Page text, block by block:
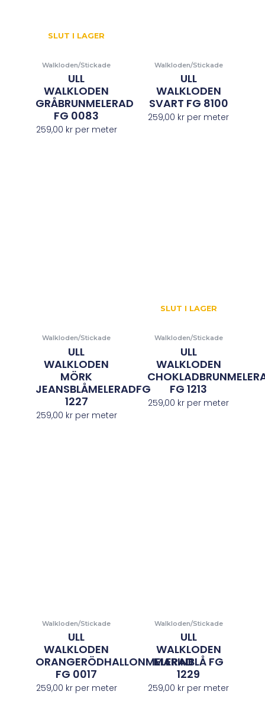
SLUT I LAGER
Walkloden/Stickade
ULL
WALKLODEN
GRÅBRUNMELERAD
FG 0083
259,00 krper meter
Walkloden/Stickade
ULL
WALKLODEN
SVART FG 8100
259,00 kr per meter
Walkloden/Stickade
ULL
WALKLODEN
MÖRK
JEANSBLÅMELERADFG
1227
259,00 krper meter
SLUT I LAGER
Walkloden/Stickade
ULL
WALKLODEN
FG 1213
259,00 kr per meter
Walkloden/Stickade
ULL
WALKLODEN
ORANGERÖDHALLONMELERAD
FG 0017
259,00 krper meter
Walkloden/Stickade
ULL
WALKLODEN
MARINBLÅ FG
1229
259,00 kr per meter